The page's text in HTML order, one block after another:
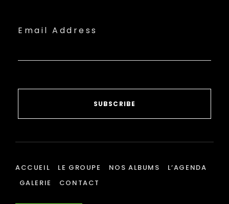
Email Address
SUBSCRIBE
ACCUEIL LE GROUPE NOS ALBUMS
L’AGENDA
GALERIE
CONTACT